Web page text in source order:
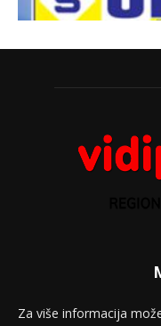
Za više informacija